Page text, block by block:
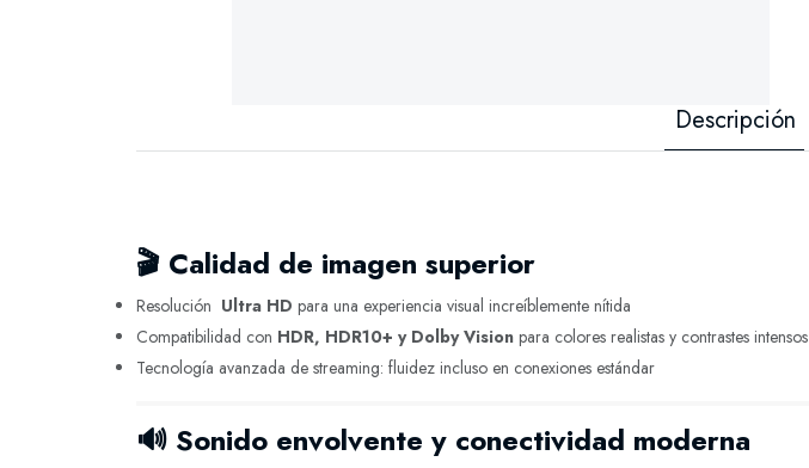
Descripción
🎬 Calidad de imagen superior
Resolución Ultra HD para una experiencia visual increíblemente nítida
Compatibilidad con HDR, HDR10+ y Dolby Vision para colores realistas y contrastes intensos
Tecnología avanzada de streaming: fluidez incluso en conexiones estándar
🔊 Sonido envolvente y conectividad moderna